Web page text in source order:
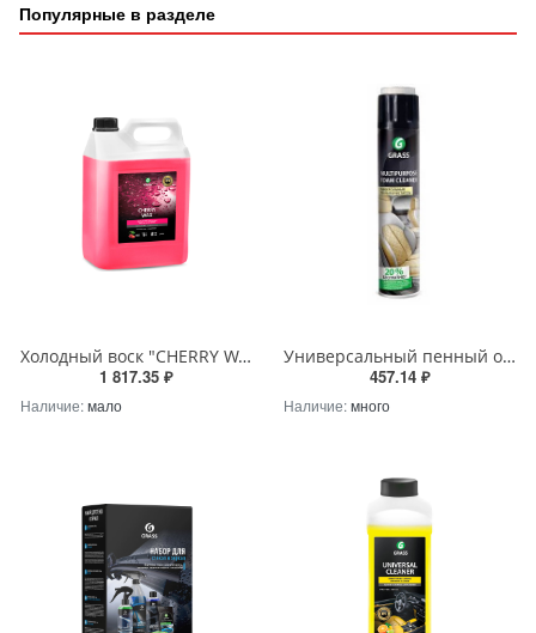
Популярные в разделе
Холодный воск "CHERRY WAX" защищающий, Grass концентрат 5кг, 138101
1 817.35 ₽
Наличие:мало
Универсальный пенный очиститель "Multipurpose Foam Cleaner" Grass 750 мл с щеткой 112117
457.14 ₽
Наличие:много